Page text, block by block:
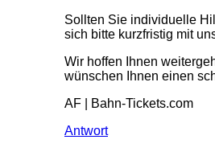
Sollten Sie individuelle
sich bitte kurzfristig mit
Wir hoffen Ihnen
wünschen Ihnen einen
AF | Bahn-Tickets.com
Antwort